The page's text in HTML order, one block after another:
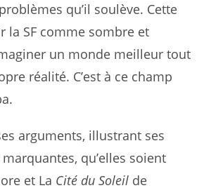
qu’il soulève. Cette
la SF comme sombre et
un monde meilleur tout
réalité. C’est à ce champ
arguments, illustrant ses
qu’elles soient
et La Cité du Soleil de